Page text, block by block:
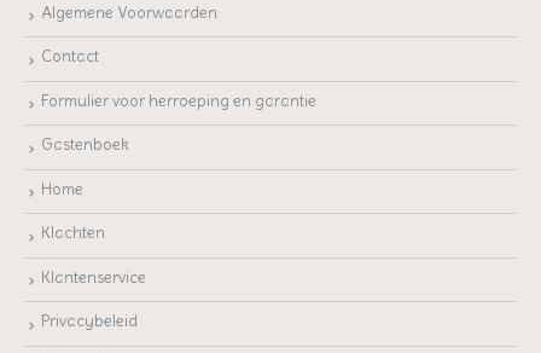
Algemene Voorwaarden
Contact
Formulier voor herroeping en garantie
Gastenboek
Home
Klachten
Klantenservice
Privacybeleid